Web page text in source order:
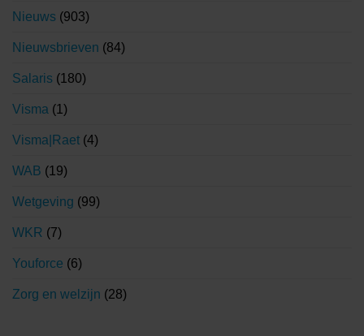
Nieuws (903)
Nieuwsbrieven (84)
Salaris (180)
Visma (1)
Visma|Raet (4)
WAB (19)
Wetgeving (99)
WKR (7)
Youforce (6)
Zorg en welzijn (28)